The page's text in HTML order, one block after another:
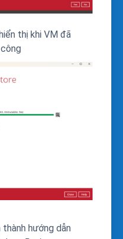
thị khi VM đã
thành hướng dẫn